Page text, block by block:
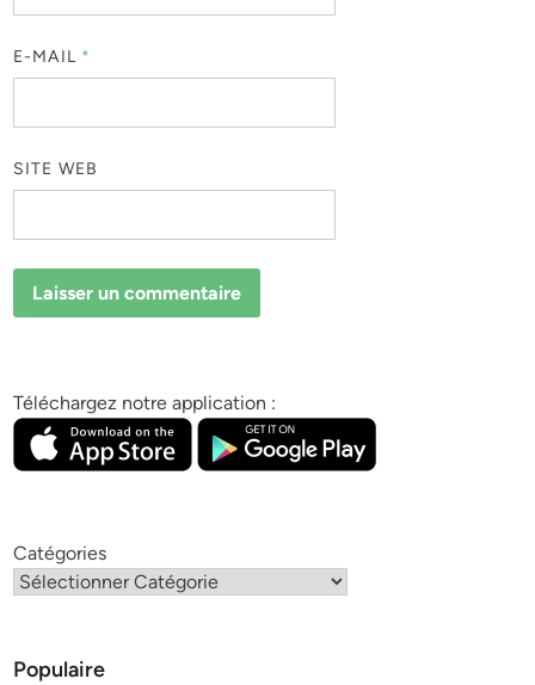
E-MAIL *
SITE WEB
Téléchargez notre application :
Catégories
Populaire